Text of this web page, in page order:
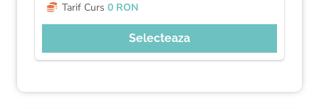
Tarif Curs 0 RON
Selecteaza